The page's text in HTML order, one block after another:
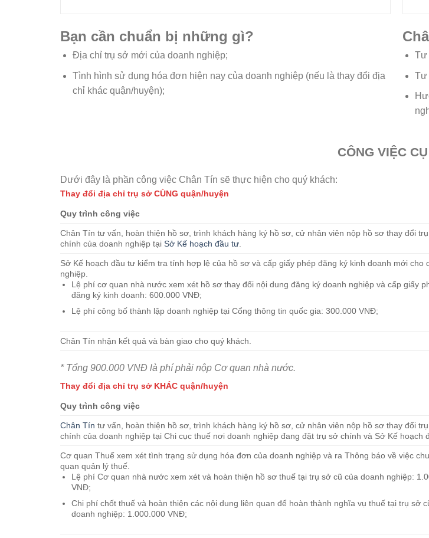
Bạn cần chuẩn bị những gì?
Địa chỉ trụ sở mới của doanh nghiệp;
Tình hình sử dụng hóa đơn hiện nay của doanh nghiệp (nếu là thay đổi địa
chỉ khác quận/huyện);
Tư
Tư
CÔNG VIỆC
Dưới đây là phần công việc Chân Tín sẽ thực hiện cho quý khách:
Thay đổi địa chỉ trụ sở CÙNG quận/huyện
Quy trình công việc
Chân Tín tư vấn, hoàn thiện hồ sơ, trình khách hàng ký hồ sơ, cử nhân viên nộp hồ sơ thay đổi
chính của doanh nghiệp tại Sở Kế hoạch đầu tư.
Sở Kế hoạch đầu tư kiểm tra tính hợp lệ của hồ sơ và cấp giấy phép đăng ký kinh doanh mới cho
nghiệp.
Lệ phí cơ quan nhà nước xem xét hồ sơ thay đổi nội dung đăng ký doanh nghiệp và cấp giấy
đăng ký kinh doanh: 600.000 VNĐ;
Lệ phí công bố thành lập doanh nghiệp tại Cổng thông tin quốc gia: 300.000 VNĐ;
Chân Tín nhận kết quả và bàn giao cho quý khách.
* Tổng 900.000 VNĐ là phí phải nộp Cơ quan nhà nước.
Thay đổi địa chỉ trụ sở KHÁC quận/huyện
Quy trình công việc
Chân Tín tư vấn, hoàn thiện hồ sơ, trình khách hàng ký hồ sơ, cử nhân viên nộp hồ sơ thay đổi
chính của doanh nghiệp tại Chi cục thuế nơi doanh nghiệp đang đặt trụ sở chính và Sở Kế hoạch
Cơ quan Thuế xem xét tình trạng sử dụng hóa đơn của doanh nghiệp và ra Thông báo về việc
quan quản lý thuế.
Lệ phí Cơ quan nhà nước xem xét và hoàn thiện hồ sơ thuế tại trụ sở cũ của doanh nghiệp:
VNĐ;
Chi phí chốt thuế và hoàn thiện các nội dung liên quan để hoàn thành nghĩa vụ thuế tại trụ sở
doanh nghiệp: 1.000.000 VNĐ;